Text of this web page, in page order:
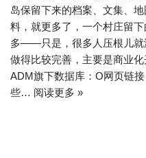
岛保留下来的档案、文集、
料，就更多了，一个村庄留
多——只是，很多人压根儿就
做得比较完善，主要是商业
ADM旗下数据库：O网页链
些… 阅读更多 »